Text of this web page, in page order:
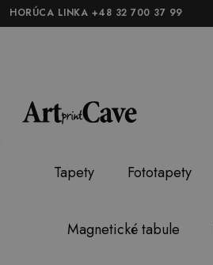
HORÚCA LINKA +48 32 700 37 99
Tapety Fototapety
Magnetické tabule